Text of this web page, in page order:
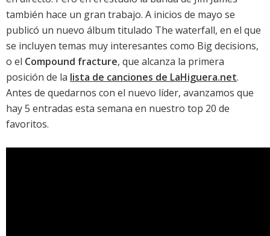
también hace un gran trabajo. A inicios de mayo se
publicó un nuevo álbum titulado The waterfall, en el que
se incluyen temas muy interesantes como Big decisions,
o el Compound fracture, que alcanza la primera
posición de la lista de canciones de LaHiguera.net.
Antes de quedarnos con el nuevo líder, avanzamos que
hay 5 entradas esta semana en nuestro top 20 de
favoritos.